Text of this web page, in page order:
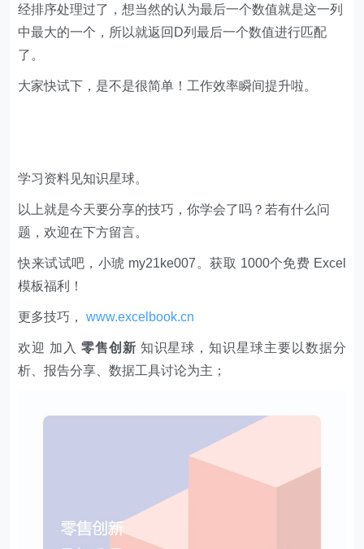
经排序处理过了，想当然的认为最后一个数值就是这一列
中最大的一个，所以就返回D列最后一个数值进行匹配
了。
大家快试下，是不是很简单！工作效率瞬间提升啦。
学习资料见知识星球。
以上就是今天要分享的技巧，你学会了吗？若有什么问
题，欢迎在下方留言。
快来试试吧，小琥 my21ke007。获取 1000个免费 Excel
模板福利​​​​！
更多技巧，www.excelbook.cn
欢迎 加入 零售创新 知识星球，知识星球主要以数据分
析、报告分享、数据工具讨论为主；